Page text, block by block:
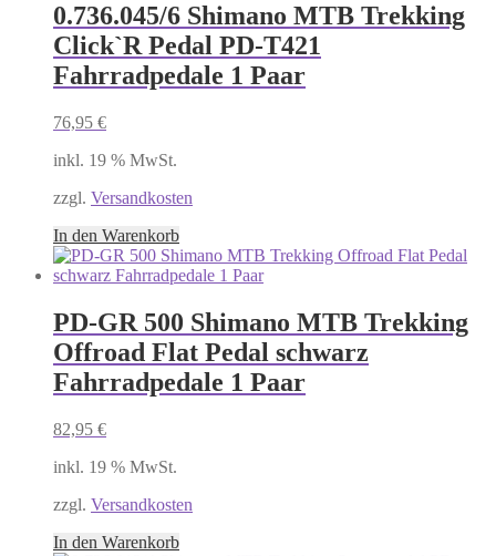
0.736.045/6 Shimano MTB Trekking
Click`R Pedal PD-T421
Fahrradpedale 1 Paar
76,95 €
inkl. 19 % MwSt.
zzgl. Versandkosten
In den Warenkorb
PD-GR 500 Shimano MTB Trekking
Offroad Flat Pedal schwarz
Fahrradpedale 1 Paar
82,95 €
inkl. 19 % MwSt.
zzgl. Versandkosten
In den Warenkorb